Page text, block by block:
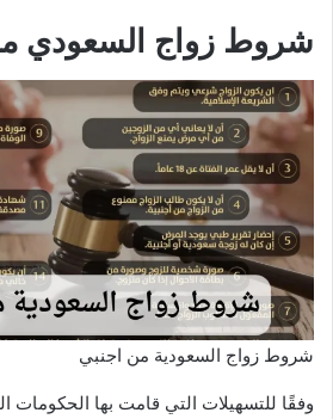
شروط زواج السعودي
شروط زواج السعودية من اجنبي
وفقًا للتسهيلات التي قامت بها الحكومات